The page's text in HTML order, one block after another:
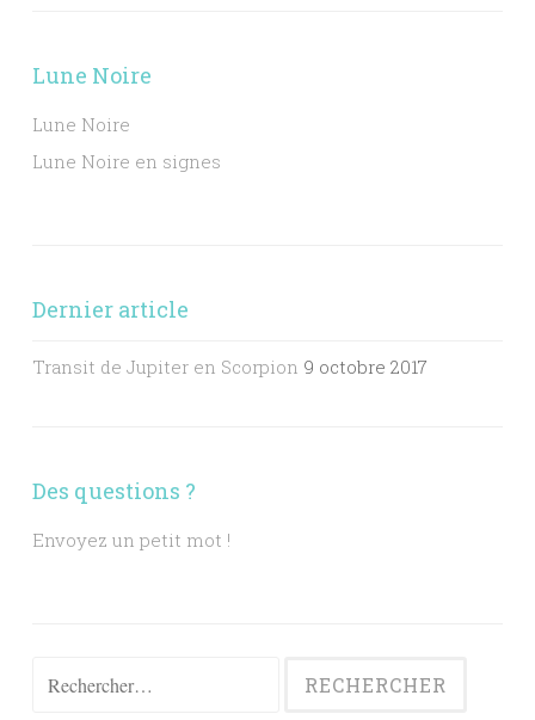
Lune Noire
Lune Noire
Lune Noire en signes
Dernier article
Transit de Jupiter en Scorpion 9 octobre 2017
Des questions ?
Envoyez un petit mot !
Rechercher :